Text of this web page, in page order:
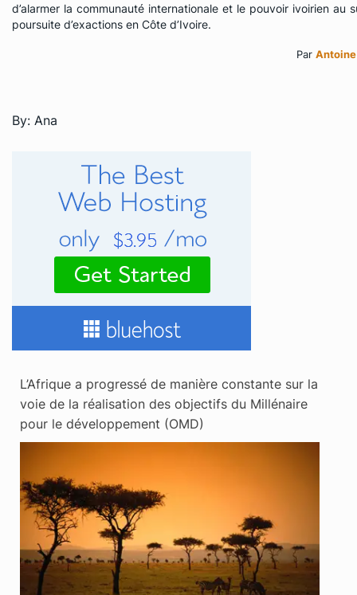
d’alarmer la communauté internationale et le pouvoir ivoirien au
poursuite d’exactions en Côte d’Ivoire.
Par
By: Ana
L’Afrique a progressé de manière constante sur la
voie de la réalisation des objectifs du Millénaire
pour le développement (OMD)